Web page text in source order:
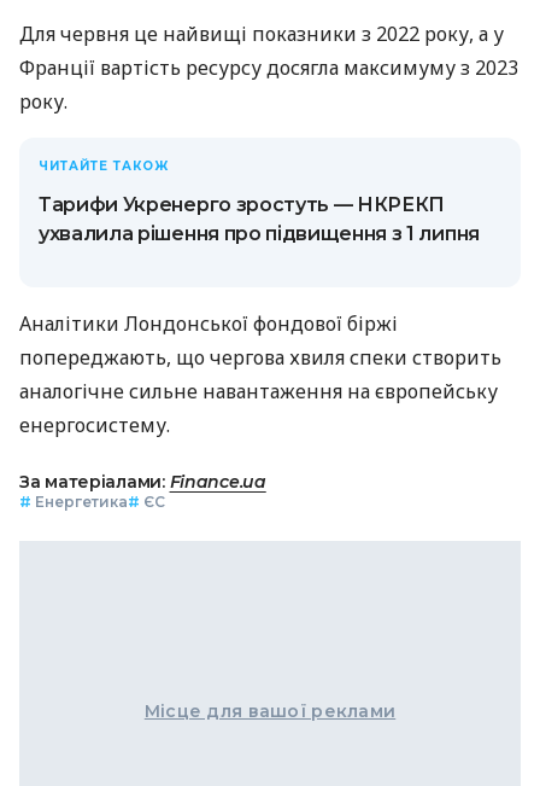
Для червня це найвищі показники з 2022 року, а у
Франції вартість ресурсу досягла максимуму з 2023
року.
ЧИТАЙТЕ ТАКОЖ
Тарифи Укренерго зростуть — НКРЕКП
ухвалила рішення про підвищення з 1 липня
Аналітики Лондонської фондової біржі
попереджають, що чергова хвиля спеки створить
аналогічне сильне навантаження на європейську
енергосистему.
За матеріалами: Finance.ua
# Енергетика# ЄС
Місце для вашої реклами